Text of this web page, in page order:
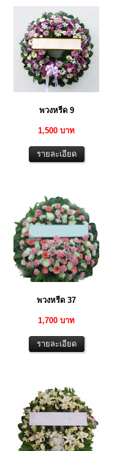
พวงหรีด 9
1,500 บาท
พวงหรีด 37
1,700 บาท